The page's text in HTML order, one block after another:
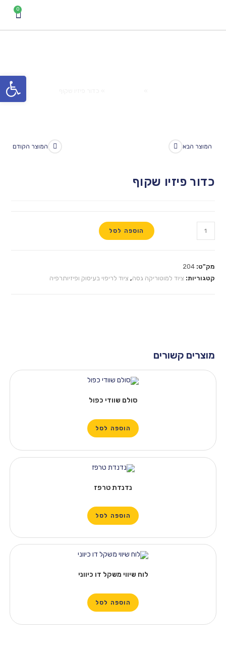
המוצר הקודם המוצר הבא
כדור פיזיו שקוף
הוספה לסל
מק"ט:204
קטגוריות: ציוד למוטוריקה גסה, ציוד לריפוי בעיסוק ופיזיותרפיה
מוצרים קשורים
סולם שוודי כפול
הוספה לסל
נדנדת טרפז
הוספה לסל
לוח שיווי משקל דו כיווני
הוספה לסל
פתח סרגל נגישות